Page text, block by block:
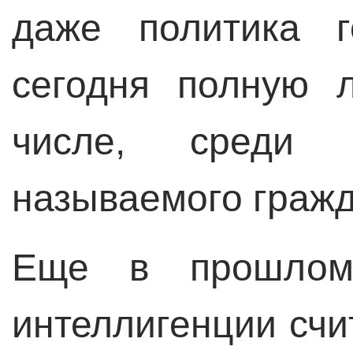
даже политика
сегодня полную
числе, среди
называемого
Еще в прошлом
интеллигенции